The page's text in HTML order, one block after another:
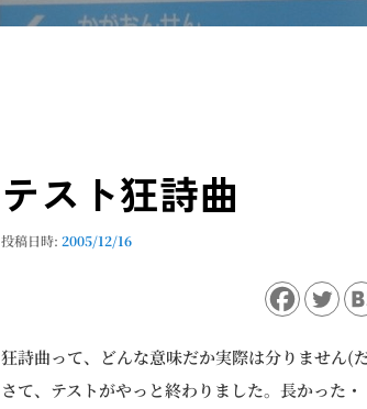
テスト狂詩曲
投稿日時:2005/12/16
狂詩曲って、どんな意味だか実際は分りません(
さて、テストがやっと終わりました。長かった・